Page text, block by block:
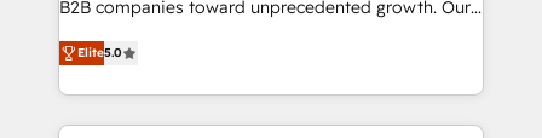
HubSpot with your business needs. 🌟 Proven
Results: We’ve helped businesses of all sizes
B2B companies toward unprecedented growth. Our
focus is on fine-tuning and enhancing your growth,
sales, and marketing operations. Unlike conventional
marketing agencies, we dive deep into the
operational aspects of your business, ensuring that
Elite5.0